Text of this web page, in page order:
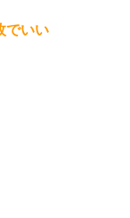
でいい